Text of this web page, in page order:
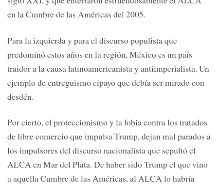
en la Cumbre de las Américas del 2005.
Para la izquierda y para el discurso populista que
predominó estos años en la región, México es un país
traidor a la causa latinoamericanista y antiimperialista. Un
ejemplo de entreguismo cipayo que debía ser mirado con
desdén.
Por cierto, el proteccionismo y la fobia contra los tratados
de libre comercio que impulsa Trump, dejan mal parados a
los impulsores del discurso nacionalista que sepultó el
ALCA en Mar del Plata. De haber sido Trump el que vino
a aquella Cumbre de las Américas, al ALCA lo habría